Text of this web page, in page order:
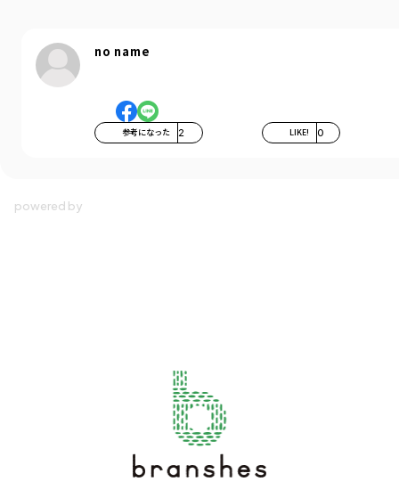
no name
参考になった 2 LIKE! 0